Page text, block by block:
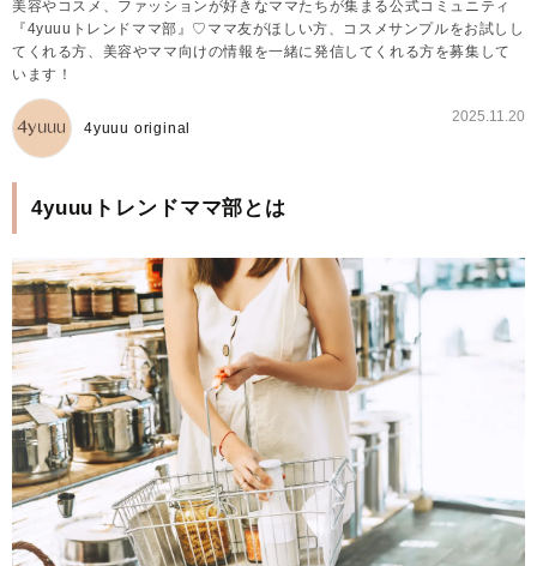
美容やコスメ、ファッションが好きなママたちが集まる公式コミュニティ
『4yuuuトレンドママ部』♡ママ友がほしい方、コスメサンプルをお試しし
てくれる方、美容やママ向けの情報を一緒に発信してくれる方を募集して
います！
4yuuu original
2025.11.20
4yuuuトレンドママ部とは